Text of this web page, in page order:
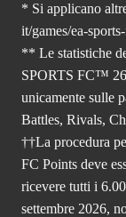
* Si applicano
it/games/ea-
** Le statistiche
SPORTS FC™
unicamente sulle
Battles, Rivals,
††La procedura
FC Points deve
ricevere tutti i
settembre 2026,